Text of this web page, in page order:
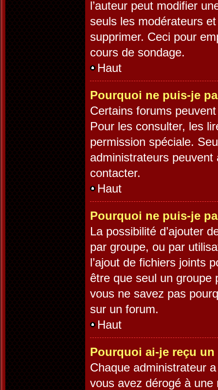
l’auteur peut modifier
seuls les modérateurs
supprimer. Ceci pour
cours de sondage.
Haut
Pourquoi ne puis-je
Certains forums
Pour les consulter, les
permission spéciale.
administrateurs
contacter.
Haut
Pourquoi ne puis-je
La possibilité d’ajouter
par groupe, ou par
l’ajout de fichiers joints
être que seul un groupe
vous ne savez pas
sur un forum.
Haut
Pourquoi ai-je reçu
Chaque administrateur
vous avez dérogé à